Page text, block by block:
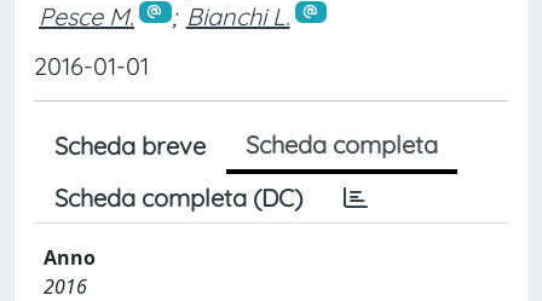
Pesce M. ; Bianchi L.
2016-01-01
Scheda breve
Scheda completa
Scheda completa (DC)
Anno
2016